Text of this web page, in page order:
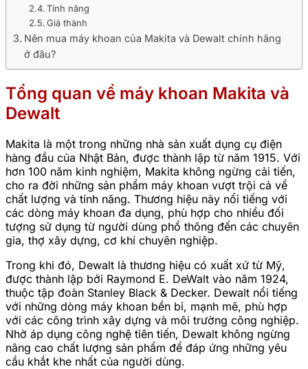
Tính năng
Giá thành
Nên mua máy khoan của Makita và Dewalt chính hãng
ở đâu?
Tổng quan về máy khoan Makita và
Dewalt
Makita là một trong những nhà sản xuất dụng cụ điện
hàng đầu của Nhật Bản, được thành lập từ năm 1915. Với
hơn 100 năm kinh nghiệm, Makita không ngừng cải tiến,
cho ra đời những sản phẩm máy khoan vượt trội cả về
chất lượng và tính năng. Thương hiệu này nổi tiếng với
các dòng máy khoan đa dụng, phù hợp cho nhiều đối
tượng sử dụng từ người dùng phổ thông đến các chuyên
gia, thợ xây dựng, cơ khí chuyên nghiệp.
Trong khi đó, Dewalt là thương hiệu có xuất xứ từ Mỹ,
được thành lập bởi Raymond E. DeWalt vào năm 1924,
thuộc tập đoàn Stanley Black & Decker. Dewalt nổi tiếng
với những dòng máy khoan bền bỉ, mạnh mẽ, phù hợp
với các công trình xây dựng và môi trường công nghiệp.
Nhờ áp dụng công nghệ tiên tiến, Dewalt không ngừng
nâng cao chất lượng sản phẩm để đáp ứng những yêu
cầu khắt khe nhất của người dùng.